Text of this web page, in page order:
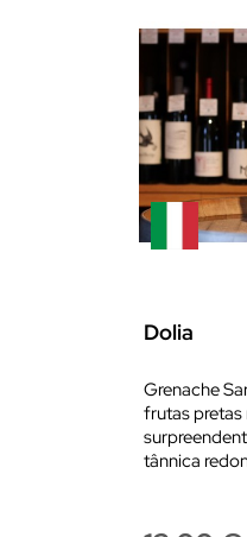
Dolia
Grenache
frutas pretas
tânnica